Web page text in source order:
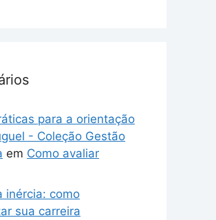
para a orientação
- Coleção Gestão
em Como avaliar
inércia: como
sua carreira